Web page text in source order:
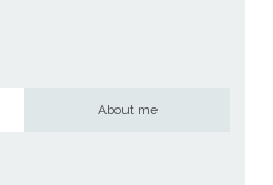
About me